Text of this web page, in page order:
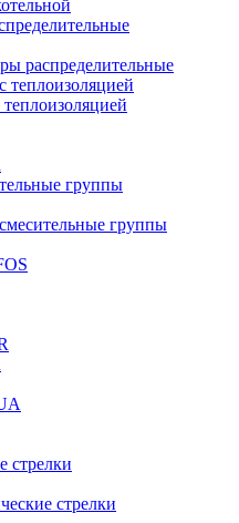
распределительные
теплоизоляцией
группы
группы
стрелки
стрелки